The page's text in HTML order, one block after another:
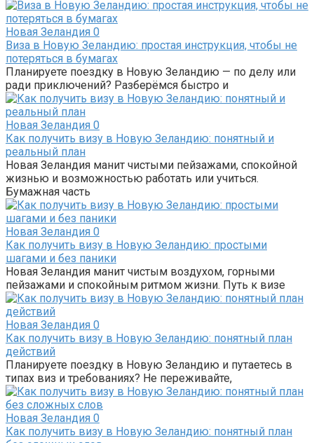
Новая Зеландия 0
Виза в Новую Зеландию: простая инструкция, чтобы не
потеряться в бумагах
Планируете поездку в Новую Зеландию — по делу или
ради приключений? Разберёмся быстро и
Новая Зеландия 0
Как получить визу в Новую Зеландию: понятный и
реальный план
Новая Зеландия манит чистыми пейзажами, спокойной
жизнью и возможностью работать или учиться.
Бумажная часть
Новая Зеландия 0
Как получить визу в Новую Зеландию: простыми
шагами и без паники
Новая Зеландия манит чистым воздухом, горными
пейзажами и спокойным ритмом жизни. Путь к визе
Новая Зеландия 0
Как получить визу в Новую Зеландию: понятный план
действий
Планируете поездку в Новую Зеландию и путаетесь в
типах виз и требованиях? Не переживайте,
Новая Зеландия 0
Как получить визу в Новую Зеландию: понятный план